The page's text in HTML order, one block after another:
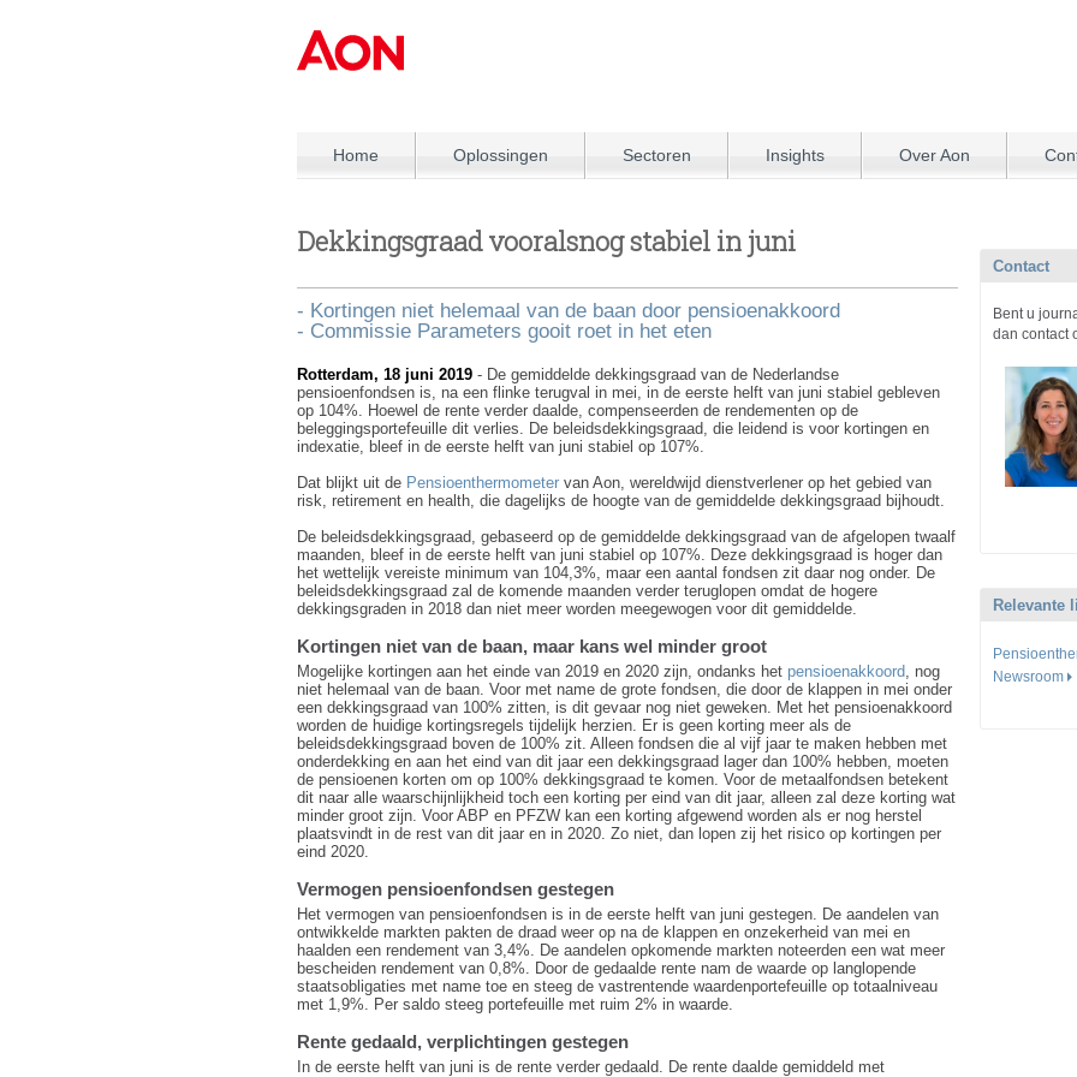
Home Oplossingen Sectoren Insights Over Aon
Dekkingsgraad vooralsnog stabiel in juni
- Kortingen niet helemaal van de baan door pensioenakkoord
- Commissie Parameters gooit roet in het eten
Rotterdam, 18 juni 2019 - De gemiddelde dekkingsgraad van de Nederlandse
pensioenfondsen is, na een flinke terugval in mei, in de eerste helft van juni stabiel gebleven
op 104%. Hoewel de rente verder daalde, compenseerden de rendementen op de
beleggingsportefeuille dit verlies. De beleidsdekkingsgraad, die leidend is voor kortingen en
indexatie, bleef in de eerste helft van juni stabiel op 107%.
Dat blijkt uit de Pensioenthermometer van Aon, wereldwijd dienstverlener op het gebied van
risk, retirement en health, die dagelijks de hoogte van de gemiddelde dekkingsgraad bijhoudt.
De beleidsdekkingsgraad, gebaseerd op de gemiddelde dekkingsgraad van de afgelopen twaalf
maanden, bleef in de eerste helft van juni stabiel op 107%. Deze dekkingsgraad is hoger dan
het wettelijk vereiste minimum van 104,3%, maar een aantal fondsen zit daar nog onder. De
beleidsdekkingsgraad zal de komende maanden verder teruglopen omdat de hogere
dekkingsgraden in 2018 dan niet meer worden meegewogen voor dit gemiddelde.
Kortingen niet van de baan, maar kans wel minder groot
Mogelijke kortingen aan het einde van 2019 en 2020 zijn, ondanks het pensioenakkoord, nog
niet helemaal van de baan. Voor met name de grote fondsen, die door de klappen in mei onder
een dekkingsgraad van 100% zitten, is dit gevaar nog niet geweken. Met het pensioenakkoord
worden de huidige kortingsregels tijdelijk herzien. Er is geen korting meer als de
beleidsdekkingsgraad boven de 100% zit. Alleen fondsen die al vijf jaar te maken hebben met
onderdekking en aan het eind van dit jaar een dekkingsgraad lager dan 100% hebben, moeten
de pensioenen korten om op 100% dekkingsgraad te komen. Voor de metaalfondsen betekent
dit naar alle waarschijnlijkheid toch een korting per eind van dit jaar, alleen zal deze korting wat
minder groot zijn. Voor ABP en PFZW kan een korting afgewend worden als er nog herstel
plaatsvindt in de rest van dit jaar en in 2020. Zo niet, dan lopen zij het risico op kortingen per
eind 2020.
Vermogen pensioenfondsen gestegen
Het vermogen van pensioenfondsen is in de eerste helft van juni gestegen. De aandelen van
ontwikkelde markten pakten de draad weer op na de klappen en onzekerheid van mei en
haalden een rendement van 3,4%. De aandelen opkomende markten noteerden een wat meer
bescheiden rendement van 0,8%. Door de gedaalde rente nam de waarde op langlopende
staatsobligaties met name toe en steeg de vastrentende waardenportefeuille op totaalniveau
met 1,9%. Per saldo steeg portefeuille met ruim 2% in waarde.
Rente gedaald, verplichtingen gestegen
In de eerste helft van juni is de rente verder gedaald. De rente daalde gemiddeld met
Contact
Bent u
dan contact
Relevante
Newsroom